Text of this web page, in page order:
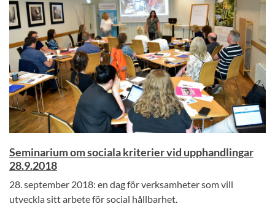
Seminarium om sociala kriterier vid upphandlingar
28.9.2018
28. september 2018: en dag för verksamheter som vill
utveckla sitt arbete för social hållbarhet.